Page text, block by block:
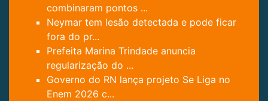
combinaram pontos ...
Neymar tem lesão detectada e pode ficar
fora do pr...
Prefeita Marina Trindade anuncia
regularização do ...
Governo do RN lança projeto Se Liga no
Enem 2026 c...